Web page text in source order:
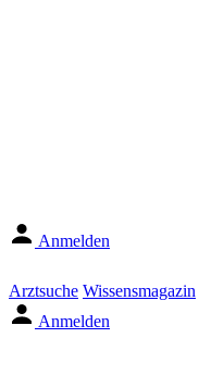
Anmelden
Arztsuche Wissensmagazin
Anmelden